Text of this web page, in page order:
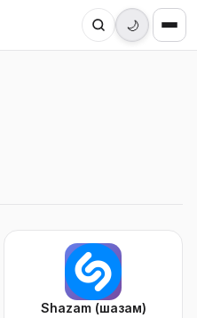
🌙
Shazam (шазам)